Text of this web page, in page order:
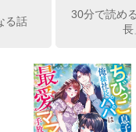
くて……🐥💓🦅
る話
30分で読め
長